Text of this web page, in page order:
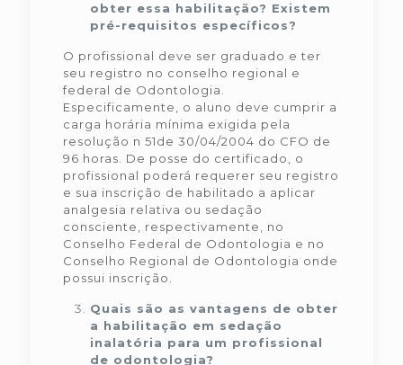
obter essa habilitação? Existem
pré-requisitos específicos?
O profissional deve ser graduado e ter
seu registro no conselho regional e
federal de Odontologia.
Especificamente, o aluno deve cumprir a
carga horária mínima exigida pela
resolução n 51de 30/04/2004 do CFO de
96 horas. De posse do certificado, o
profissional poderá requerer seu registro
e sua inscrição de habilitado a aplicar
analgesia relativa ou sedação
consciente, respectivamente, no
Conselho Federal de Odontologia e no
Conselho Regional de Odontologia onde
possui inscrição.
Quais são as vantagens de obter
a habilitação em sedação
inalatória para um profissional
de odontologia?